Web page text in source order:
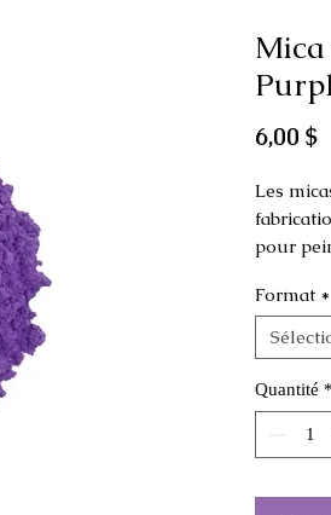
6,00 $
Les
pour
yeux.
Pour
hors de
Format *
Quantité *